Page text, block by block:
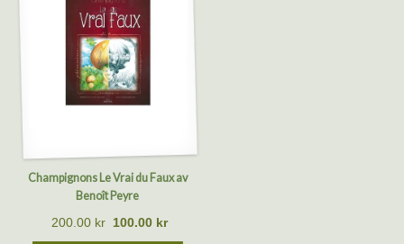
Champignons Le Vrai du Faux av
Benoît Peyre
200.00 kr 100.00 kr